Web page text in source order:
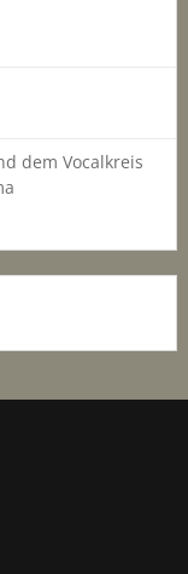
dem Vocalkreis